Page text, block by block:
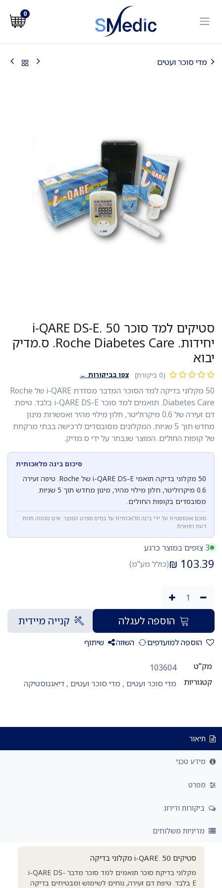
0
מדי סוכר ועטים
סטיקים למד סוכר i-QARE DS-E. 50
יחידות. Roche Diabetes Care. ס.מדיק
יבוא
(0 ביקורת) צפו בביקורות ←
50 מקלוני בדיקה למד הסוכר המדבר מסדרת i-QARE של Roche
Diabetes Care. תואמים למד סוכר i-QARE DS-E בלבד. טיפת
דם זעירה של 0.6 מיקרוליטר, חלון מילוי מהיר ואפשרות מינון
מחדש תוך 5 שניות. המקלונים מסובסדים לרכישה בבתי מרקחת
של קופות החולים. המוצר שנבחר על ידי ס.מדיק.
סיכום בינה מלאכותית
50 מקלוני בדיקה תואמי i-QARE DS-E של Roche. טיפה זעירה
0.6 מיקרוליטר, חלון מילוי מהיר, מינון מחדש תוך 5 שניות.
מסובסדים בקופות החולים.
סוכם אוטומטית על ידי בינה מלאכותית על בסיס מפרט המוצר. אינו מהווה חוות
דעת רפואית.
3 צופים במוצר כרגע
103.39
₪(כולל מע"מ)
הוספה לעגלה קנייה מיידית
הוספה למועדפים השווה שיתוף
מק"ט
103604
קטגוריות
מדי סוכר ועטים, מדי סוכר ועטים, דיאגנוסטיקה
תיאור
מידע טכני
מפרט
ביקורות ודירוג
מדיניות משלוחים
סטיקים i-QARE. 50 מקלוני בדיקה
מקלוני בדיקת סוכר תואמים למד סוכר מדבר i-QARE DS-
E בלבד. טיפת דם זעירה, נוחים לשימוש ומבטיחים בדיקה